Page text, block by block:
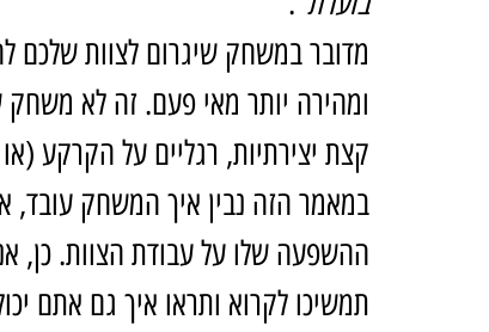
מדובר במשחק שיגרום לצוות שלכם
ומהירה יותר מאי פעם. זה לא משחק
קצת יצירתיות, רגליים על הקרקע
במאמר הזה נבין איך המשחק עובד,
ההשפעה שלו על עבודת הצוות. כן,
תמשיכו לקרוא ותראו איך גם אתם